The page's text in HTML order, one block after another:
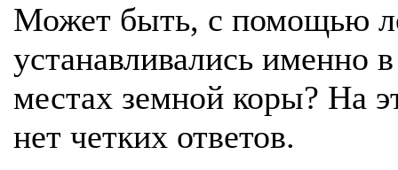
Может быть, с помощью
устанавливались именно
местах земной коры? На
нет четких ответов.